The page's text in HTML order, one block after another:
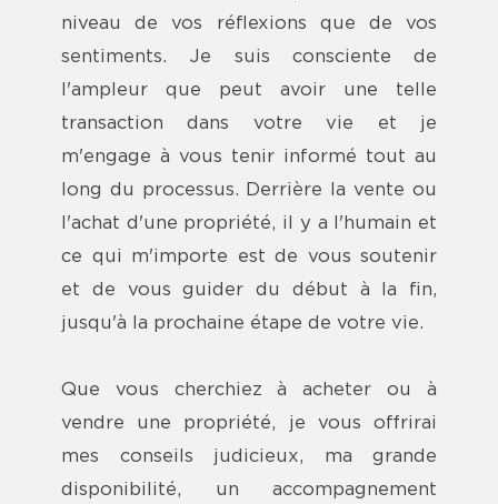
niveau de vos réflexions que de vos
sentiments. Je suis consciente de
l'ampleur que peut avoir une telle
transaction dans votre vie et je
m'engage à vous tenir informé tout au
long du processus. Derrière la vente ou
l'achat d'une propriété, il y a l'humain et
ce qui m'importe est de vous soutenir
et de vous guider du début à la fin,
jusqu'à la prochaine étape de votre vie.
Que vous cherchiez à acheter ou à
vendre une propriété, je vous offrirai
mes conseils judicieux, ma grande
disponibilité, un accompagnement